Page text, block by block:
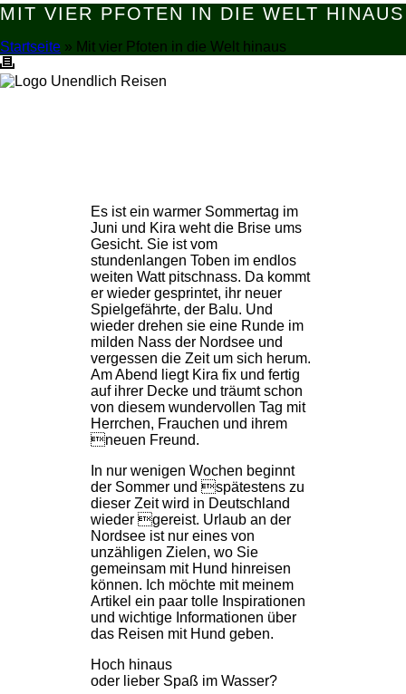
MIT VIER PFOTEN IN DIE WELT HINAUS
Startseite » Mit vier Pfoten in die Welt hinaus
Es ist ein warmer Sommertag im
Juni und Kira weht die Brise ums
Gesicht. Sie ist vom
stundenlangen Toben im endlos
weiten Watt pitschnass. Da kommt
er wieder gesprintet, ihr neuer
Spielgefährte, der Balu. Und
wieder drehen sie eine Runde im
milden Nass der Nordsee und
vergessen die Zeit um sich herum.
Am Abend liegt Kira fix und fertig
auf ihrer Decke und träumt schon
von diesem wundervollen Tag mit
Herrchen, Frauchen und ihrem
neuen Freund.
In nur wenigen Wochen beginnt
der Sommer und spätestens zu
dieser Zeit wird in Deutschland
wieder gereist. Urlaub an der
Nordsee ist nur eines von
unzähligen Zielen, wo Sie
gemeinsam mit Hund hinreisen
können. Ich möchte mit meinem
Artikel ein paar tolle Inspirationen
und wichtige Informationen über
das Reisen mit Hund geben.
Hoch hinaus
oder lieber Spaß im Wasser?